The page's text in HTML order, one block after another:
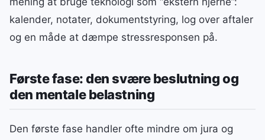
kalender, notater, dokumentstyring, log over aftaler
og en måde at dæmpe stressresponsen på.
Første fase: den svære beslutning og
den mentale belastning
Den første fase handler ofte mindre om jura og